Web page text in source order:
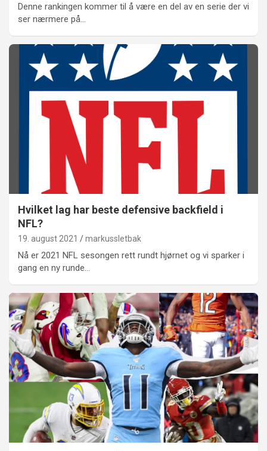
Denne rankingen kommer til å være en del av en serie der vi
ser nærmere på…
Hvilket lag har beste defensive backfield i
NFL?
19. august 2021 markussletbak
Nå er 2021 NFL sesongen rett rundt hjørnet og vi sparker i
gang en ny runde…